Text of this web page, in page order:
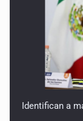
Identifican a